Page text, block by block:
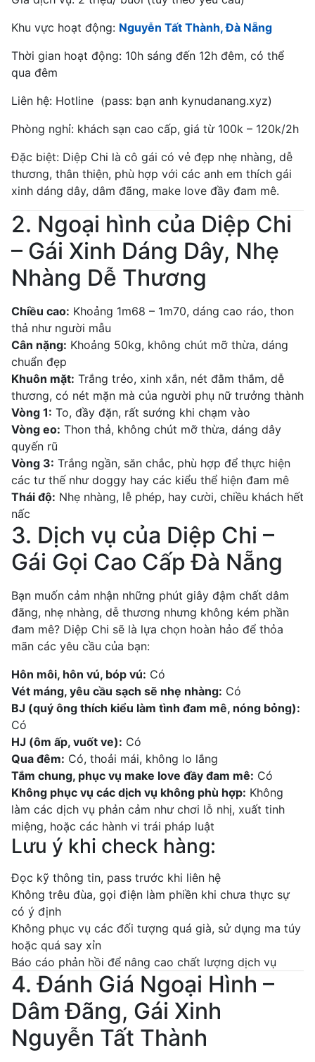
Khu vực hoạt động: Nguyễn Tất Thành, Đà Nẵng
Thời gian hoạt động: 10h sáng đến 12h đêm, có thể
qua đêm
Liên hệ: Hotline (pass: bạn anh kynudanang.xyz)
Phòng nghỉ: khách sạn cao cấp, giá từ 100k – 120k/2h
Đặc biệt: Diệp Chi là cô gái có vẻ đẹp nhẹ nhàng, dễ
thương, thân thiện, phù hợp với các anh em thích gái
xinh dáng dây, dâm đãng, make love đầy đam mê.
2. Ngoại hình của Diệp Chi
– Gái Xinh Dáng Dây, Nhẹ
Nhàng Dễ Thương
Chiều cao: Khoảng 1m68 – 1m70, dáng cao ráo, thon
thả như người mẫu
Cân nặng: Khoảng 50kg, không chút mỡ thừa, dáng
chuẩn đẹp
Khuôn mặt: Trắng trẻo, xinh xắn, nét đằm thắm, dễ
thương, có nét mặn mà của người phụ nữ trưởng thành
Vòng 1: To, đầy đặn, rất sướng khi chạm vào
Vòng eo: Thon thả, không chút mỡ thừa, dáng dây
quyến rũ
Vòng 3: Trắng ngần, săn chắc, phù hợp để thực hiện
các tư thế như doggy hay các kiểu thể hiện đam mê
Thái độ: Nhẹ nhàng, lễ phép, hay cười, chiều khách hết
nấc
3. Dịch vụ của Diệp Chi –
Gái Gọi Cao Cấp Đà Nẵng
Bạn muốn cảm nhận những phút giây đậm chất dâm
đãng, nhẹ nhàng, dễ thương nhưng không kém phần
đam mê? Diệp Chi sẽ là lựa chọn hoàn hảo để thỏa
mãn các yêu cầu của bạn:
Hôn môi, hôn vú, bóp vú: Có
Vét máng, yêu cầu sạch sẽ nhẹ nhàng: Có
BJ (quý ông thích kiểu làm tình đam mê, nóng bỏng):
Có
HJ (ôm ấp, vuốt ve): Có
Qua đêm: Có, thoải mái, không lo lắng
Tắm chung, phục vụ make love đầy đam mê: Có
Không phục vụ các dịch vụ không phù hợp: Không
làm các dịch vụ phản cảm như chơi lỗ nhị, xuất tinh
miệng, hoặc các hành vi trái pháp luật
Lưu ý khi check hàng:
Đọc kỹ thông tin, pass trước khi liên hệ
Không trêu đùa, gọi điện làm phiền khi chưa thực sự
có ý định
Không phục vụ các đối tượng quá già, sử dụng ma túy
hoặc quá say xỉn
Báo cáo phản hồi để nâng cao chất lượng dịch vụ
4. Đánh Giá Ngoại Hình –
Dâm Đãng, Gái Xinh
Nguyễn Tất Thành